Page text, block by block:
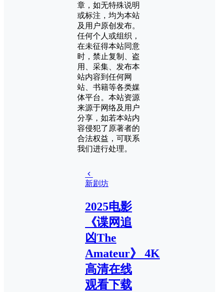
章，如无特殊说明
或标注，均为本站
及用户原创发布。
任何个人或组织，
在未征得本站同意
时，禁止复制、盗
用、采集、发布本
站内容到任何网
站、书籍等各类媒
体平台。本站资源
来源于网络及用户
分享，如若本站内
容侵犯了原著者的
合法权益，可联系
我们进行处理。
新剧坊
2025电影
《谍网追
凶The
Amateur》 4K
高清在线
观看下载